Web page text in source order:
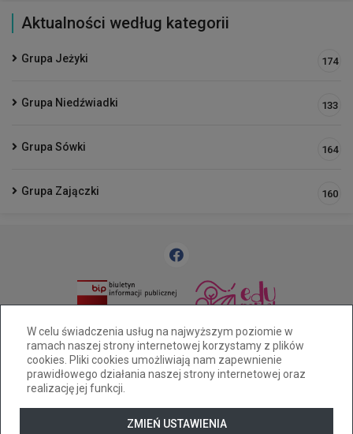
W celu świadczenia usług na najwyższym poziomie w
ramach naszej strony internetowej korzystamy z plików
cookies. Pliki cookies umożliwiają nam zapewnienie
prawidłowego działania naszej strony internetowej oraz
realizację jej funkcji.
ZMIEŃ USTAWIENIA
Aktualności według kategorii
Grupa Jeżyki 174
Grupa Niedźwiadki 133
Grupa Sówki 164
Grupa Zajączki 160
33 812 58 83
pm25@cuw.bielsko-biala.pl
Bielsko-Biała ul. Widok 28
Deklaracja dostępności
Tryb wysokiego kontrastu